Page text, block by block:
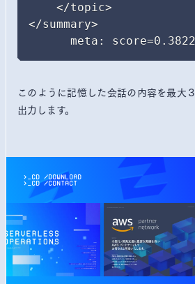
    </topic>
</summary>
meta:
このように記憶した会話の内容を最大
出力します。
>_cd /DOWNLOAD
>_cd/CONTACT